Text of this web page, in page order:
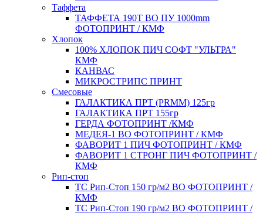
Таффета
ТАФФЕТА 190T ВО ПУ 1000mm
ФОТОПРИНТ / КМФ
Хлопок
100% ХЛОПОК ПИЧ СОФТ "УЛЬТРА"
КМФ
КАНВАС
МИКРОСТРИПС ПРИНТ
Смесовые
ГАЛАКТИКА ПРТ (PRMM) 125гр
ГАЛАКТИКА ПРТ 155гр
ГЕРДА ФОТОПРИНТ /КМФ
МЕДЕЯ-1 ВО ФОТОПРИНТ / КМФ
ФАВОРИТ 1 ПИЧ ФОТОПРИНТ / КМФ
ФАВОРИТ 1 СТРОНГ ПИЧ ФОТОПРИНТ /
КМФ
Рип-стоп
TC Рип-Стоп 150 гр/м2 ВО ФОТОПРИНТ /
КМФ
TC Рип-Стоп 190 гр/м2 ВО ФОТОПРИНТ /